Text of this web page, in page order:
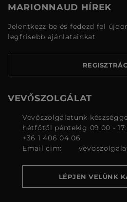
MARIONNAUD HÍREK
Jelentkezz be és fedezd fel
legfrisebb ajánlatainkat
VEVŐSZOLGÁLAT
Vevőszolgálatunk
hétfőtől péntekig 09:00 -
+36 1 406 04 06
Email cím:
LÉPJEN VELÜNK